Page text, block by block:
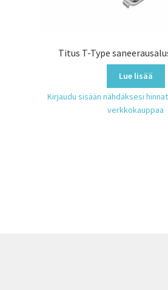
Titus T-Type
Lue lisää
Kirjaudu sisään nähdäksesi
verkkokauppaa